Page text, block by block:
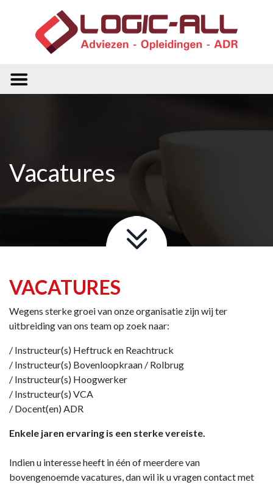
Vacatures
VACATURES
Wegens sterke groei van onze organisatie zijn wij ter
uitbreiding van ons team op zoek naar:
/ Instructeur(s) Heftruck en Reachtruck
/ Instructeur(s) Bovenloopkraan / Rolbrug
/ Instructeur(s) Hoogwerker
/ Instructeur(s) VCA
/ Docent(en) ADR
Enkele jaren ervaring is een sterke vereiste.
Indien u interesse heeft in één of meerdere van
bovengenoemde vacatures, dan wil ik u vragen contact met